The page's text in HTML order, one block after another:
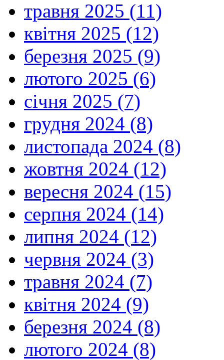
травня 2025 (11)
квітня 2025 (12)
березня 2025 (9)
лютого 2025 (6)
січня 2025 (7)
грудня 2024 (8)
листопада 2024 (8)
жовтня 2024 (12)
вересня 2024 (15)
серпня 2024 (14)
липня 2024 (12)
червня 2024 (3)
травня 2024 (7)
квітня 2024 (9)
березня 2024 (8)
лютого 2024 (8)